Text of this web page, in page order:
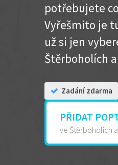
potřebujete
Vyřešmito je
už si jen
Štěrboholích
Zadání zdarma
PŘIDAT
ve Štěrboholích